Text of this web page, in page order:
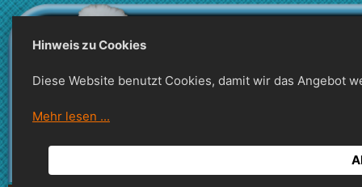
Hinweis zu Cookies
Diese Website benutzt Cookies, damit wir das Angebot
Mehr lesen ...